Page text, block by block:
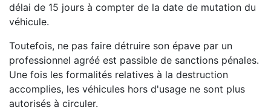
délai de 15 jours à compter de la date de mutation du
véhicule.
Toutefois, ne pas faire détruire son épave par un
professionnel agréé est passible de sanctions pénales.
Une fois les formalités relatives à la destruction
accomplies, les véhicules hors d'usage ne sont plus
autorisés à circuler.